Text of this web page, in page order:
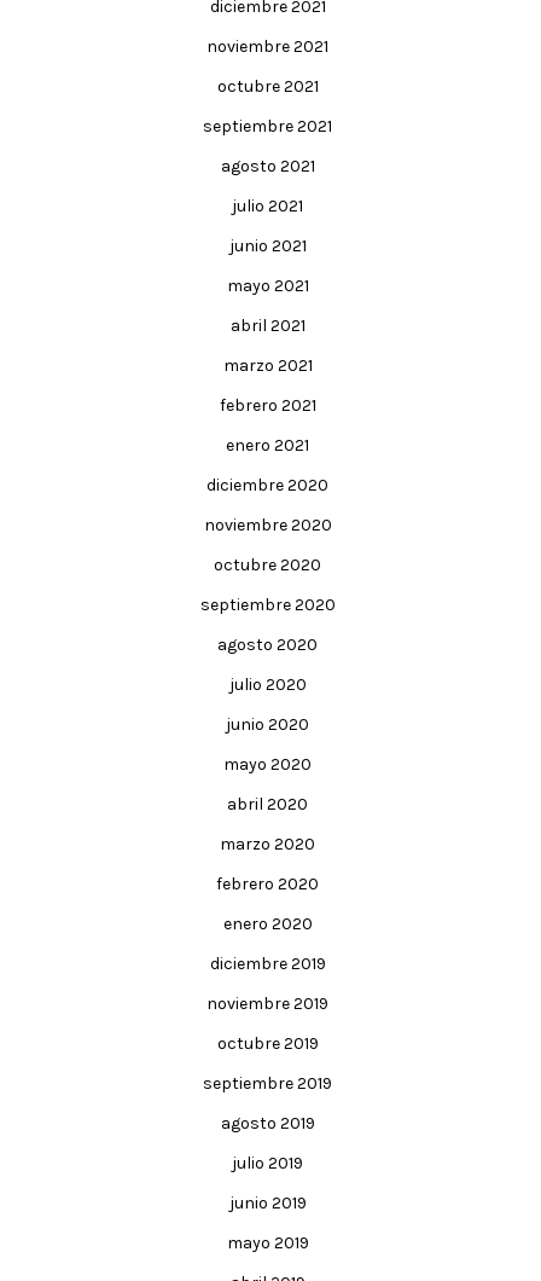
diciembre 2021
noviembre 2021
octubre 2021
septiembre 2021
agosto 2021
julio 2021
junio 2021
mayo 2021
abril 2021
marzo 2021
febrero 2021
enero 2021
diciembre 2020
noviembre 2020
octubre 2020
septiembre 2020
agosto 2020
julio 2020
junio 2020
mayo 2020
abril 2020
marzo 2020
febrero 2020
enero 2020
diciembre 2019
noviembre 2019
octubre 2019
septiembre 2019
agosto 2019
julio 2019
junio 2019
mayo 2019